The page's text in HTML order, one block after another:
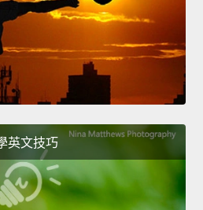
英文技巧